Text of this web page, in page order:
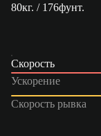
80кг. / 176фунт.
Скорость
Ускорение
Скорость рывка